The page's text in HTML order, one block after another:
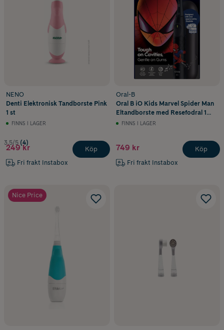
NENO
Denti Elektronisk Tandborste Pink
1 st
FINNS I LAGER
3.5/5 (4)
249 kr
Fri frakt Instabox
Köp
Oral-B
Oral B iO Kids Marvel Spider Man
Eltandborste med Resefodral 1
tandborsthuvud
FINNS I LAGER
749 kr
Fri frakt Instabox
Köp
Nice Price